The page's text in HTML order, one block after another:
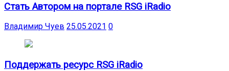
Стать Автором на портале RSG iRadio
Владимир Чуев 25.05.2021 0
Поддержать ресурс RSG iRadio